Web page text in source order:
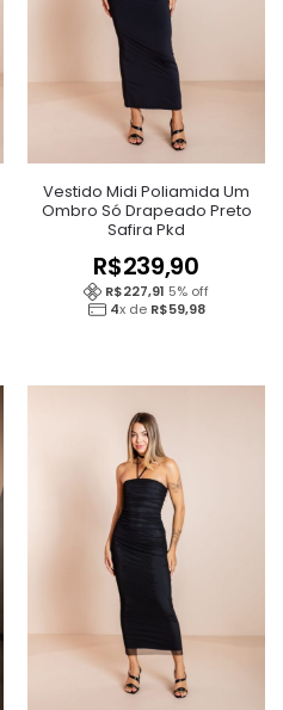
Vestido Midi Poliamida Um
Ombro Só Drapeado Preto
Safira Pkd
R$239,90
R$227,91 5% off
4x de R$59,98